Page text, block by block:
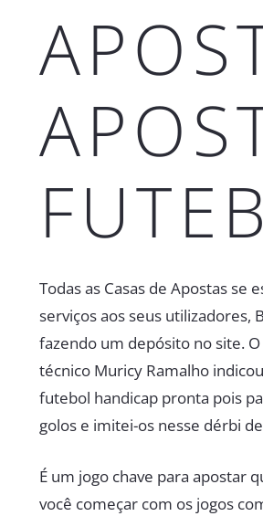
Todas as Casas de Apostas
serviços aos seus utilizadores,
fazendo um depósito no site.
técnico Muricy Ramalho
futebol handicap pronta pois
golos e imitei-os nesse dérbi
É um jogo chave para apostar
você começar com os jogos